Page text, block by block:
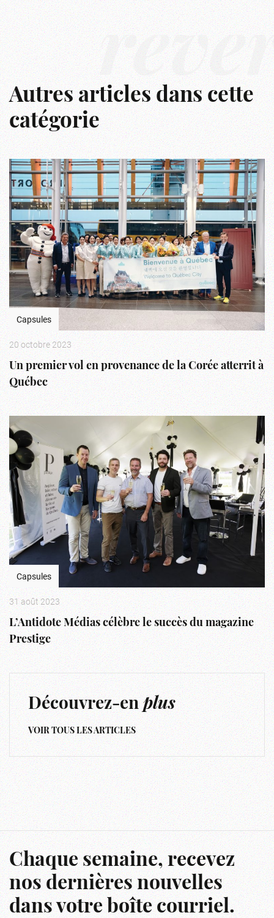
Autres articles dans cette
catégorie
Capsules
20 octobre 2023
Un premier vol en provenance de la Corée atterrit à
Québec
Capsules
31 août 2023
L’Antidote Médias célèbre le succès du magazine
Prestige
Découvrez-enplus
VOIR TOUS LES ARTICLES
Chaque semaine, recevez
nos dernières nouvelles
dans votre boîte courriel.